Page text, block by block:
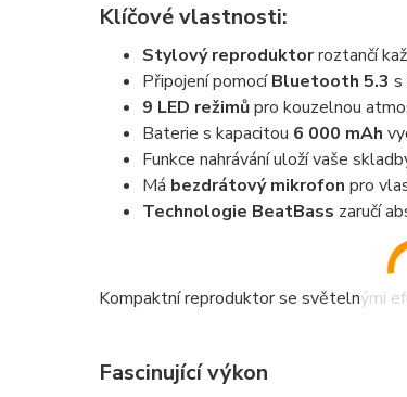
Klíčové vlastnosti:
Stylový reproduktorroztančí
Připojení pomocíBluetooth 5.3 s
9 LED režimůpro kouzelnou
Baterie s kapacitou 6 000 mAh
Funkce nahrávání uloží vaše
Má bezdrátový mikrofon pro
Technologie BeatBass zaručí
Kompaktní reproduktor se světelnými
Fascinující výkon